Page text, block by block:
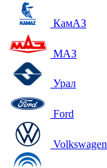
КамАЗ
МАЗ
Урал
Ford
Volkswagen